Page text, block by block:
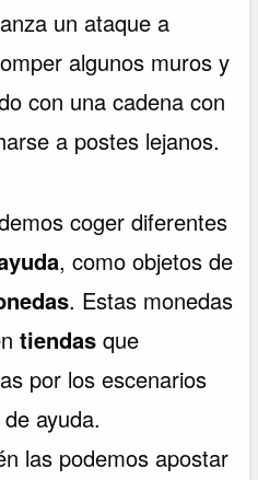
un ataque a
algunos muros y
con una cadena con
a postes lejanos.
coger diferentes
, como objetos de
. Estas monedas
tiendasque
por los escenarios
ayuda.
las podemos apostar